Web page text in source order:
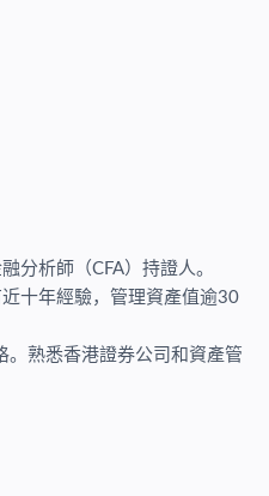
分析師（CFA）持證人。
十年經驗，管理資產值逾30
。熟悉香港證券公司和資產管